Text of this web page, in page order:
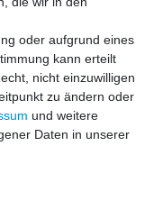
oder aufgrund eines
kann erteilt
nicht einzuwilligen
zu ändern oder
und weitere
Daten in unserer